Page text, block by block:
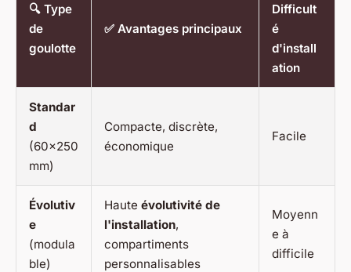
🔍 Type
de
goulotte
✅ Avantages principaux
Difficult
é
d'install
ation
Standar
d
(60x250
mm)
Compacte, discrète,
économique
Facile
Évolutiv
e
(modula
ble)
Haute évolutivité de
l'installation,
compartiments
personnalisables
Moyenn
e à
difficile